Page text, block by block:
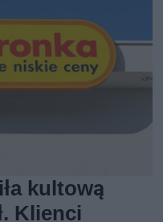
kultową
Klienci